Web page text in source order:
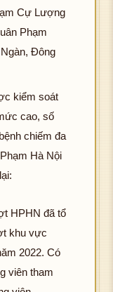
Cự Lượng
Phạm
Đông
kiểm soát
cao, số
chiếm đa
Hà Nội
HPHN đã tổ
khu vực
2022. Có
viên tham